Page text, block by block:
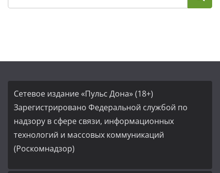
Сетевое издание «Пульс Дона» (18+)
Зарегистрировано Федеральной службой по
надзору в сфере связи, информационных
технологий и массовых коммуникаций
(Роскомнадзор)